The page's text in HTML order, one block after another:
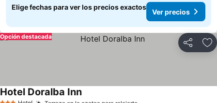
Elige fechas para ver los precios exactos
Ver precios
Compartir
Opción destacada
Hotel Doralba Inn